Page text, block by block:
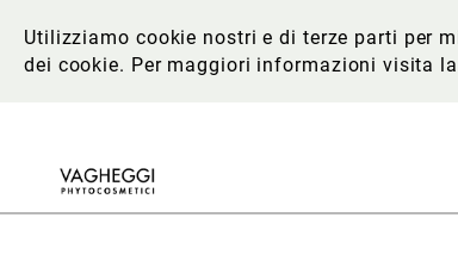
Utilizziamo cookie nostri e di terze parti per
dei cookie. Per maggiori informazionivisita